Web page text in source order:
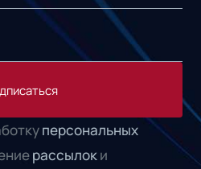
персональных
рассылоки